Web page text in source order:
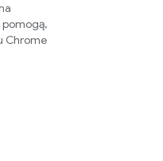
pomogą,
Chrome